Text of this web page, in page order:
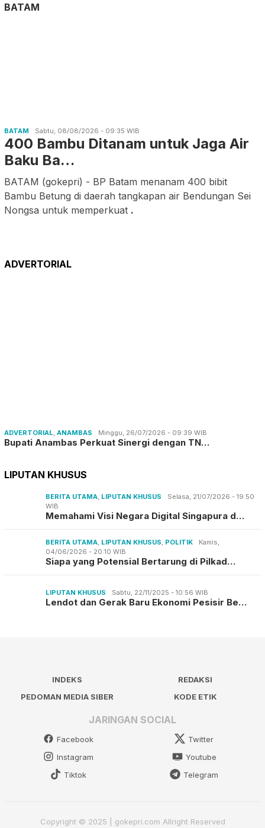
BATAM
BATAM Sabtu, 08/08/2026 - 09:35 WIB
400 Bambu Ditanam untuk Jaga Air
Baku Ba…
BATAM (gokepri) - BP Batam menanam 400 bibit
Bambu Betung di daerah tangkapan air Bendungan Sei
Nongsa untuk memperkuat .
ADVERTORIAL
ADVERTORIAL ANAMBAS Minggu, 26/07/2026 - 09:39 WIB
Bupati Anambas Perkuat Sinergi dengan TN…
LIPUTAN KHUSUS
BERITA UTAMA LIPUTAN KHUSUS
Selasa, 21/07/2026 - 19:50
WIB
Memahami Visi Negara Digital Singapura d…
BERITA UTAMA LIPUTAN KHUSUS POLITIK
Kamis,
04/06/2026 - 20:10 WIB
Siapa yang Potensial Bertarung di Pilkad…
LIPUTAN KHUSUS Sabtu, 22/11/2025 - 10:56 WIB
Lendot dan Gerak Baru Ekonomi Pesisir Be…
INDEKS
REDAKSI
PEDOMAN MEDIA SIBER
KODE ETIK
JARINGAN SOCIAL
Facebook
Twitter
Instagram
Youtube
Tiktok
Telegram
Copyright © 2025 | gokepri.com Allright Reserved